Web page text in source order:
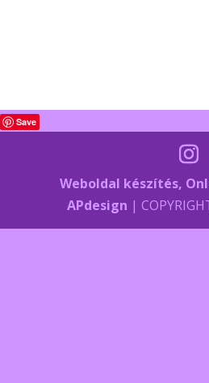
Save
Weboldal készítés,
APdesign |